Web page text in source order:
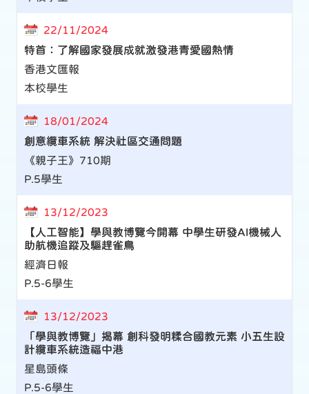
22/11/2024
特首：了解國家發展成就激發港青愛國熱情
香港文匯報
本校學生
18/01/2024
創意纜車系統 解決社區交通問題
《親子王》710期
P.5學生
13/12/2023
【人工智能】學與教博覽今開幕 中學生研發AI機械人
助航機追蹤及驅趕雀鳥
經濟日報
P.5-6學生
13/12/2023
「學與教博覽」揭幕 創科發明糅合國教元素 小五生設
計纜車系統造福中港
星島頭條
P.5-6學生